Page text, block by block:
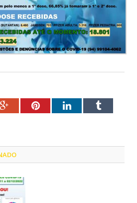
Google+PinterestLinkedInTumblr